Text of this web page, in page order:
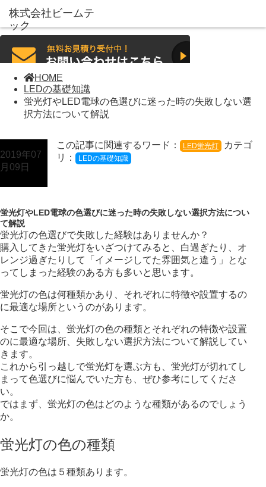
HOME
LEDの基礎知識
蛍光灯やLED電球の色選びに迷った時の失敗しない選
択方法について解説
2019年07
月09日
蛍光灯やLED電球の色選びに迷った時の失敗しない選択方法につい
て解説
この記事に関連するワード： LED蛍光灯
カテゴ
リ：
LEDの基礎知識
蛍光灯の色選びで失敗した経験はありませんか？
購入してきた蛍光灯をいざつけてみると、白過ぎたり、オ
レンジ過ぎたりして
「イメージしてた雰囲気と違う」とな
ってしまった経験のある方も多いと思います。
蛍光灯の色は何種類かあり、それぞれに特徴や設置するの
に最適な場所というのがあります。
そこで今回は、蛍光灯の色の種類とそれぞれの特徴や設置
のに最適な場所、 失敗しない選択方法について解説してい
きます。
これから引っ越しで蛍光灯を選ぶ方も、蛍光灯が切れてし
まって色選びに悩んでいた方も、ぜひ参考にしてくださ
い。
ではまず、蛍光灯の色はどのような種類があるのでしょう
か。
蛍光灯の色の種類
蛍光灯の色は５種類あります。